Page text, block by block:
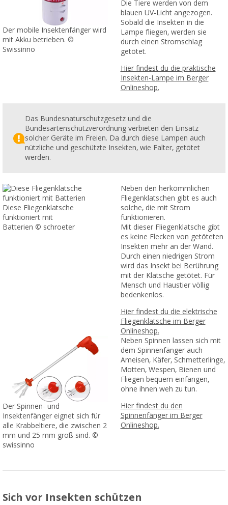
Der mobile Insektenfänger wird
mit Akku betrieben. ©
Swissinno
Die Tiere werden von dem
blauen UV-Licht angezogen.
Sobald die Insekten in die
Lampe fliegen, werden sie
durch einen Stromschlag
getötet.
Hier findest du die praktische
Insekten-Lampe im Berger
Onlineshop.
Das Bundesnaturschutzgesetz und die
Bundesartenschutzverordnung verbieten den Einsatz
solcher Geräte im Freien. Da durch diese Lampen auch
nützliche und geschützte Insekten, wie Falter, getötet
werden.
Diese Fliegenklatsche
funktioniert mit
Batterien © schroeter
Neben den herkömmlichen
Fliegenklatschen gibt es auch
solche, die mit Strom
funktionieren.
Mit dieser Fliegenklatsche gibt
es keine Flecken von getöteten
Insekten mehr an der Wand.
Durch einen niedrigen Strom
wird das Insekt bei Berührung
mit der Klatsche getötet. Für
Mensch und Haustier völlig
bedenkenlos.
Hier findest du die elektrische
Fliegenklatsche im Berger
Onlineshop.
Der Spinnen- und
Insektenfänger eignet sich für
alle Krabbeltiere, die zwischen 2
mm und 25 mm groß sind. ©
swissinno
Neben Spinnen lassen sich mit
dem Spinnenfänger auch
Ameisen, Käfer, Schmetterlinge,
Motten, Wespen, Bienen und
Fliegen bequem einfangen,
ohne ihnen weh zu tun.
Hier findest du den
Spinnenfänger im Berger
Onlineshop.
Sich vor Insekten schützen